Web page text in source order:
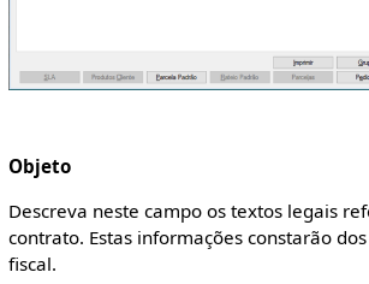
Objeto
Descreva neste campo os textos legais
contrato. Estas informações constarão
fiscal.